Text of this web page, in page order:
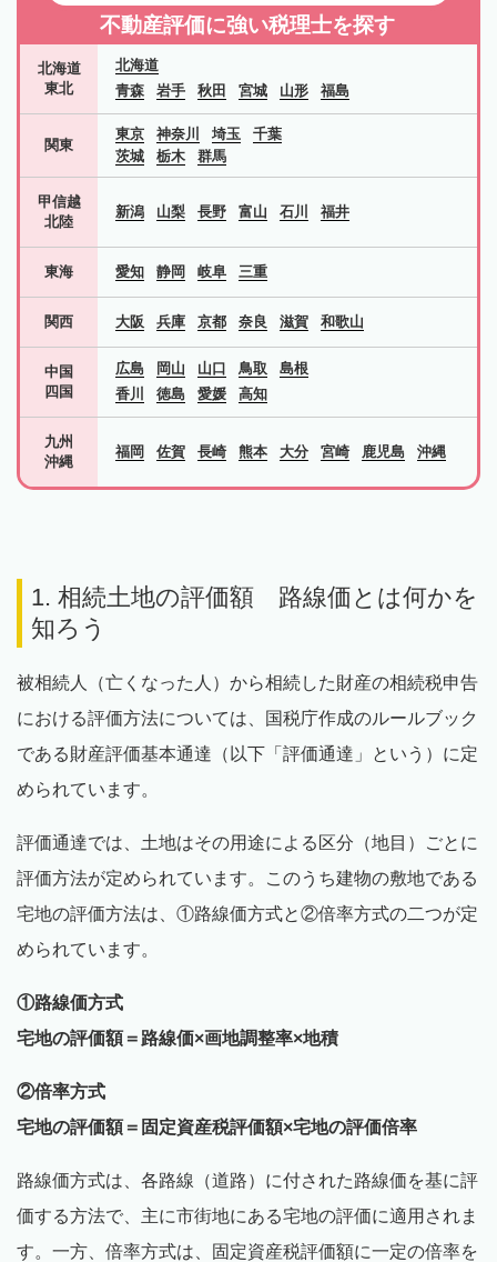
不動産評価に強い税理士を探す
北海道
東北
北海道
青森
岩手 秋田 宮城 山形 福島
関東
東京 神奈川 埼玉
千葉
茨城
栃木 群馬
甲信越
北陸
新潟 山梨 長野 富山 石川 福井
東海 愛知 静岡 岐阜 三重
関西 大阪 兵庫 京都 奈良 滋賀 和歌山
中国
四国
広島 岡山 山口 鳥取
島根
香川
徳島 愛媛 高知
九州
沖縄
福岡 佐賀 長崎 熊本 大分 宮崎 鹿児島 沖縄
1. 相続土地の評価額 路線価とは何かを
知ろう
被相続人（亡くなった人）から相続した財産の相続税申告
における評価方法については、国税庁作成のルールブック
である財産評価基本通達（以下「評価通達」という）に定
められています。
評価通達では、土地はその用途による区分（地目）ごとに
評価方法が定められています。このうち建物の敷地である
宅地の評価方法は、①路線価方式と②倍率方式の二つが定
められています。
①路線価方式
宅地の評価額＝路線価×画地調整率×地積
②倍率方式
宅地の評価額＝固定資産税評価額×宅地の評価倍率
路線価方式は、各路線（道路）に付された路線価を基に評
価する方法で、主に市街地にある宅地の評価に適用されま
す。一方、倍率方式は、固定資産税評価額に一定の倍率を